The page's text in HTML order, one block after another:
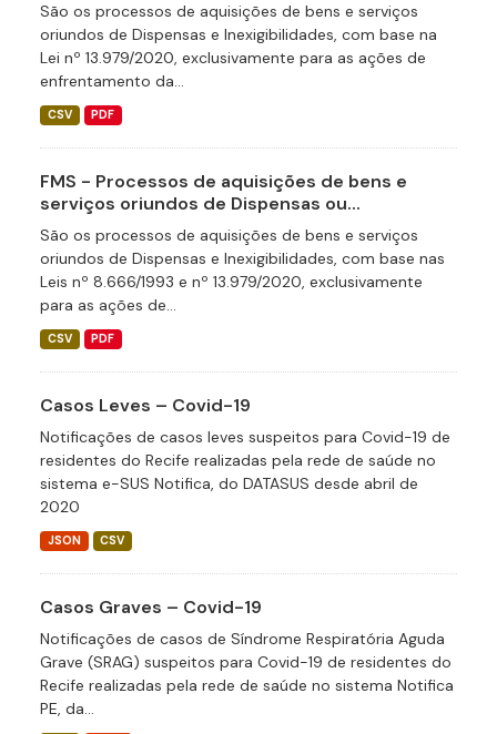
São os processos de aquisições de bens e serviços
oriundos de Dispensas e Inexigibilidades, com base na
Lei nº 13.979/2020, exclusivamente para as ações de
enfrentamento da...
CSV PDF
FMS - Processos de aquisições de bens e
serviços oriundos de Dispensas ou...
São os processos de aquisições de bens e serviços
oriundos de Dispensas e Inexigibilidades, com base nas
Leis nº 8.666/1993 e nº 13.979/2020, exclusivamente
para as ações de...
CSV PDF
Casos Leves – Covid-19
Notificações de casos leves suspeitos para Covid-19 de
residentes do Recife realizadas pela rede de saúde no
sistema e-SUS Notifica, do DATASUS desde abril de
2020
JSON CSV
Casos Graves – Covid-19
Notificações de casos de Síndrome Respiratória Aguda
Grave (SRAG) suspeitos para Covid-19 de residentes do
Recife realizadas pela rede de saúde no sistema Notifica
PE, da...